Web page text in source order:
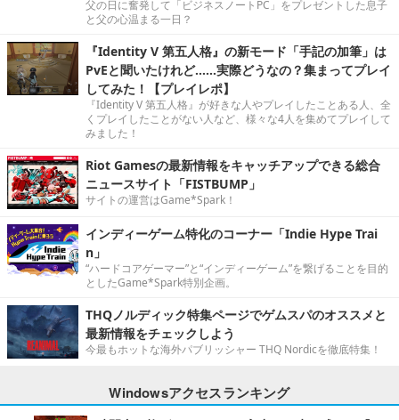
父の日に奮発して「ビジネスノートPC」をプレゼントした息子
と父の心温まる一日？
『Identity V 第五人格』の新モード「手記の加筆」は
PvEと聞いたけれど……実際どうなの？集まってプレイ
してみた！【プレイレポ】
『Identity V 第五人格』が好きな人やプレイしたことある人、全
くプレイしたことがない人など、様々な4人を集めてプレイして
みました！
Riot Gamesの最新情報をキャッチアップできる総合
ニュースサイト「FISTBUMP」
サイトの運営はGame*Spark！
インディーゲーム特化のコーナー「Indie Hype Trai
n」
“ハードコアゲーマー”と“インディーゲーム”を繋げることを目的
としたGame*Spark特別企画。
THQノルディック特集ページでゲムスパのオススメと
最新情報をチェックしよう
今最もホットな海外パブリッシャー THQ Nordicを徹底特集！
Windowsアクセスランキング